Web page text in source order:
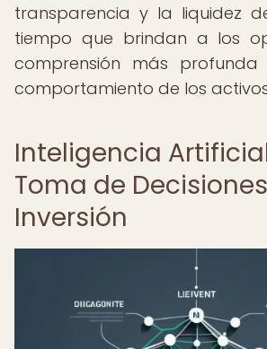
transparencia y la liquidez
tiempo que brindan a los
comprensión más
comportamiento de los
Inteligencia
Toma de
Inversión